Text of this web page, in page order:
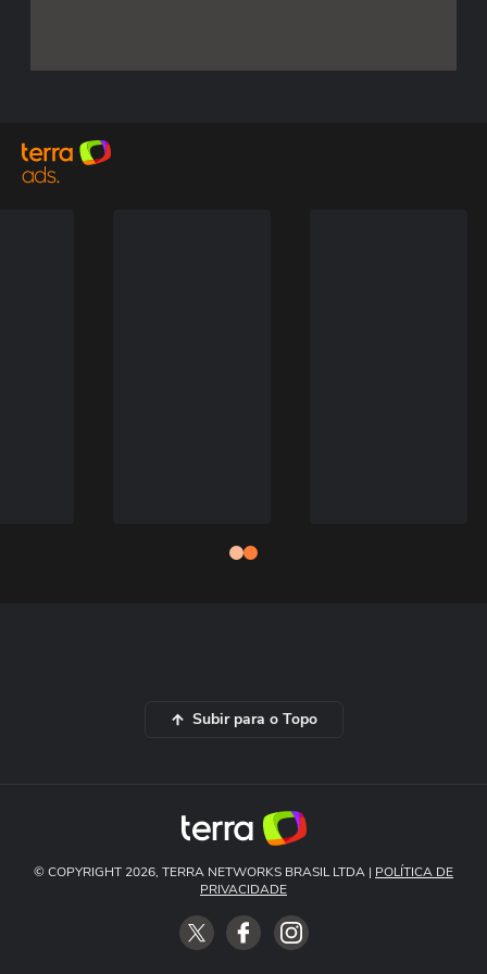
Subir para o Topo
© COPYRIGHT 2026, TERRA NETWORKS BRASIL LTDA | POLÍTICA DE
PRIVACIDADE